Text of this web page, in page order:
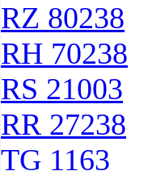
RZ 80238
RH 70238
RS 21003
RR 27238
TG 1163